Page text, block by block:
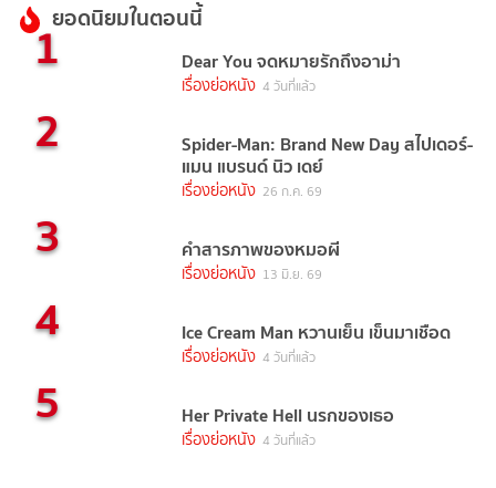
ยอดนิยมในตอนนี้
1 Dear You จดหมายรักถึงอาม่า
เรื่องย่อหนัง 4 วันที่แล้ว
2 Spider-Man: Brand New Day สไปเดอร์-
แมน แบรนด์ นิว เดย์
เรื่องย่อหนัง 26 ก.ค. 69
3 คำสารภาพของหมอผี
เรื่องย่อหนัง 13 มิ.ย. 69
4 Ice Cream Man หวานเย็น เข็นมาเชือด
เรื่องย่อหนัง 4 วันที่แล้ว
5 Her Private Hell นรกของเธอ
เรื่องย่อหนัง 4 วันที่แล้ว